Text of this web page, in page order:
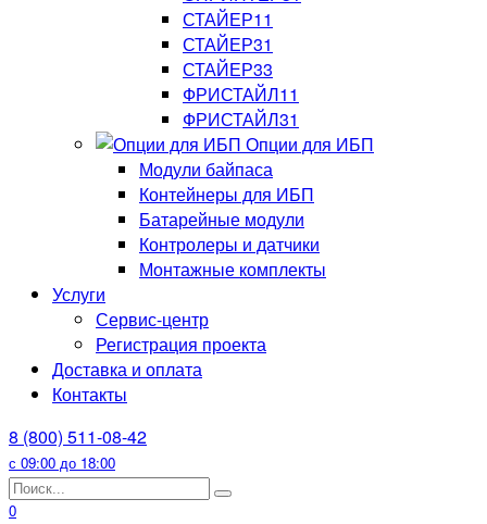
СТАЙЕР11
СТАЙЕР31
СТАЙЕР33
ФРИСТАЙЛ11
ФРИСТАЙЛ31
Опции для ИБП
Модули байпаса
Контейнеры для ИБП
Батарейные модули
Контролеры и датчики
Монтажные комплекты
Услуги
Сервис-центр
Регистрация проекта
Доставка и оплата
Контакты
8 (800) 511-08-42
с 09:00 до 18:00
Search
for:
0